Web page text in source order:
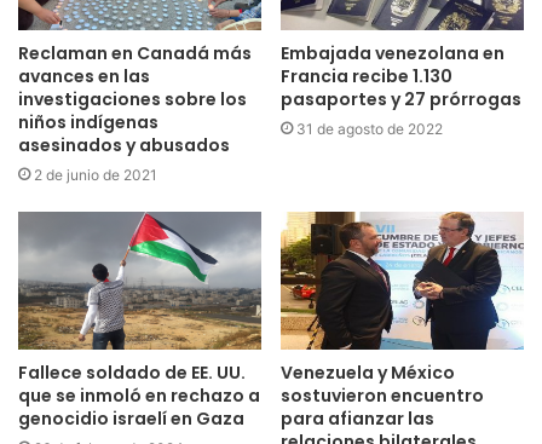
Reclaman en Canadá más
avances en las
investigaciones sobre los
niños indígenas
asesinados y abusados
2 de junio de 2021
Embajada venezolana en
Francia recibe 1.130
pasaportes y 27 prórrogas
31 de agosto de 2022
Fallece soldado de EE. UU.
que se inmoló en rechazo a
genocidio israelí en Gaza
Venezuela y México
sostuvieron encuentro
para afianzar las